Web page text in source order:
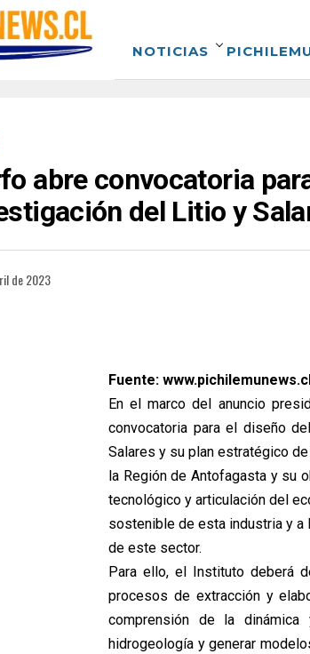
NOTICIAS
abre convocatoria
del Litio y
de 2023
Fuente:
En el marco del anuncio
convocatoria para el diseño
Salares y su plan estratégico
la Región de Antofagasta y su
tecnológico y articulación del
sostenible de esta industria y
de este sector.
Para ello, el Instituto deberá
procesos de extracción y
comprensión de la
hidrogeología y generar